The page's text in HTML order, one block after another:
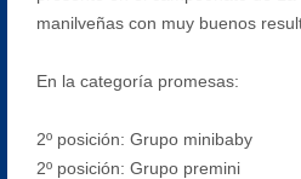
manilveñas con muy buenos
En la categoría promesas:
2º posición: Grupo minibaby
2º posición: Grupo premini